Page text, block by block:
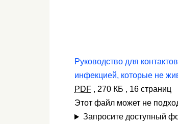
Руководство для
инфекцией, которые не
PDF , 270 КБ , 16 страниц
Этот файл может не
Запросите доступный